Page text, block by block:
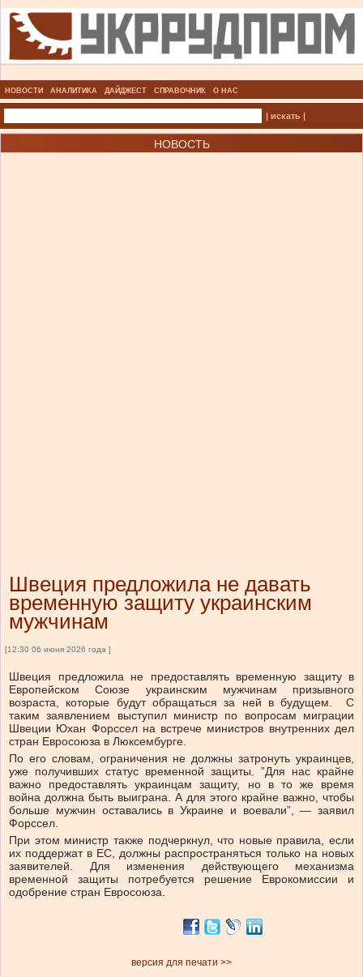
НОВОСТИ АНАЛИТИКА ДАЙДЖЕСТ СПРАВОЧНИК О НАС
| искать |
НОВОСТЬ
Швеция предложила не давать
временную защиту украинским
мужчинам
[12:30 06 июня 2026 года ]
Швеция предложила не предоставлять временную защиту в
Европейском Союзе украинским мужчинам призывного
возраста, которые будут обращаться за ней в будущем. С
таким заявлением выступил министр по вопросам миграции
Швеции Юхан Форссел на встрече министров внутренних дел
стран Евросоюза в Люксембурге.
По его словам, ограничения не должны затронуть украинцев,
уже получивших статус временной защиты. ”Для нас крайне
важно предоставлять украинцам защиту, но в то же время
война должна быть выиграна. А для этого крайне важно, чтобы
больше мужчин оставались в Украине и воевали”, — заявил
Форссел.
При этом министр также подчеркнул, что новые правила, если
их поддержат в ЕС, должны распространяться только на новых
заявителей. Для изменения действующего механизма
временной защиты потребуется решение Еврокомиссии и
одобрение стран Евросоюза.
версия для печати >>